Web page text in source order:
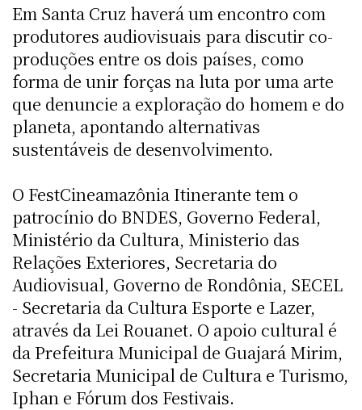
Em Santa Cruz haverá um encontro com
produtores audiovisuais para discutir co-
produções entre os dois países, como
forma de unir forças na luta por uma arte
que denuncie a exploração do homem e do
planeta, apontando alternativas
sustentáveis de desenvolvimento.
O FestCineamazônia Itinerante tem o
patrocínio do BNDES, Governo Federal,
Ministério da Cultura, Ministerio das
Relações Exteriores, Secretaria do
Audiovisual, Governo de Rondônia, SECEL
- Secretaria da Cultura Esporte e Lazer,
através da Lei Rouanet. O apoio cultural é
da Prefeitura Municipal de Guajará Mirim,
Secretaria Municipal de Cultura e Turismo,
Iphan e Fórum dos Festivais.